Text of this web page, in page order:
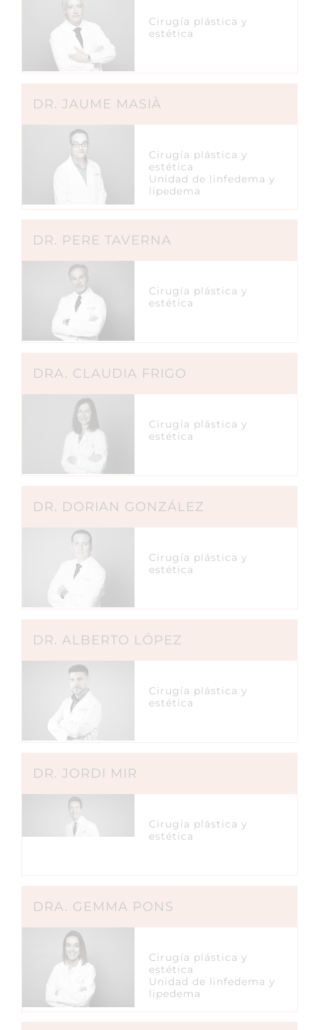
Cirugía plástica y
estética
DR. JAUME MASIÀ
Cirugía plástica y
estética
Unidad de linfedema y
lipedema
DR. PERE TAVERNA
Cirugía plástica y
estética
DRA. CLAUDIA FRIGO
Cirugía plástica y
estética
DR. DORIAN GONZÁLEZ
Cirugía plástica y
estética
DR. ALBERTO LÓPEZ
Cirugía plástica y
estética
DR. JORDI MIR
Cirugía plástica y
estética
DRA. GEMMA PONS
Cirugía plástica y
estética
Unidad de linfedema y
lipedema